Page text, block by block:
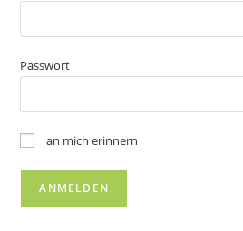
Passwort
an mich erinnern